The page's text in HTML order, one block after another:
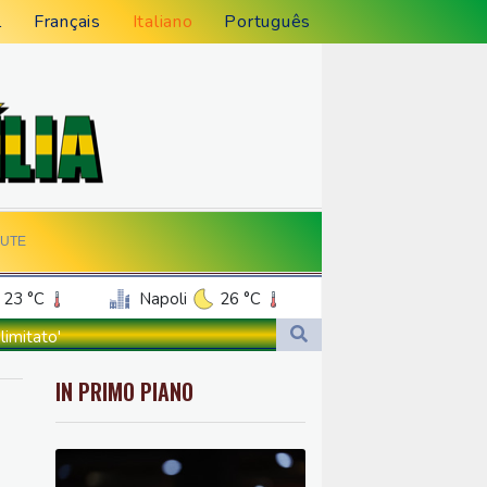
Français Italiano Português
23 °C Napoli 26 °C
IN PRIMO PIANO